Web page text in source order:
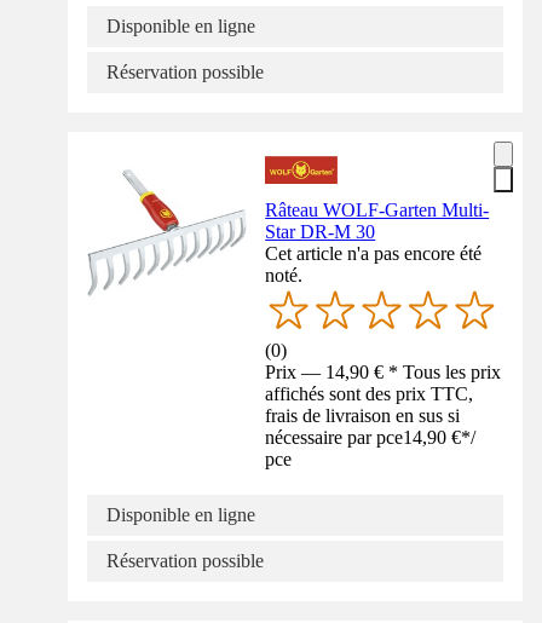
Disponible en ligne
Réservation possible
Râteau WOLF-Garten Multi-
Star DR-M 30
Cet article n'a pas encore été
noté.
(0)
Prix — 14,90 € * Tous les prix
affichés sont des prix TTC,
frais de livraison en sus si
nécessaire par pce14,90 €*/
pce
Disponible en ligne
Réservation possible